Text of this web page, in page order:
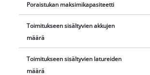
Poraistukan maksimikapasiteetti
Toimitukseen sisältyvien akkujen
määrä
Toimitukseen sisältyvien latureiden
määrä